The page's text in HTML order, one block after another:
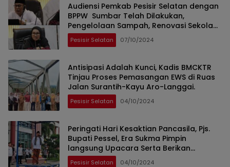
Audiensi Pemkab Pesisir Selatan dengan
BPPW Sumbar Telah Dilakukan,
Pengelolaan Sampah, Renovasi Sekolah
dan Konstruksi Pasca Bencana Menjadi
Prioritas
Pesisir Selatan 07/10/2024
Antisipasi Adalah Kunci, Kadis BMCKTR
Tinjau Proses Pemasangan EWS di Ruas
Jalan Surantih-Kayu Aro-Langgai.
Pesisir Selatan 04/10/2024
Peringati Hari Kesaktian Pancasila, Pjs.
Bupati Pessel, Era Sukma Pimpin
langsung Upacara Serta Berikan
Motivasi
Pesisir Selatan 04/10/2024